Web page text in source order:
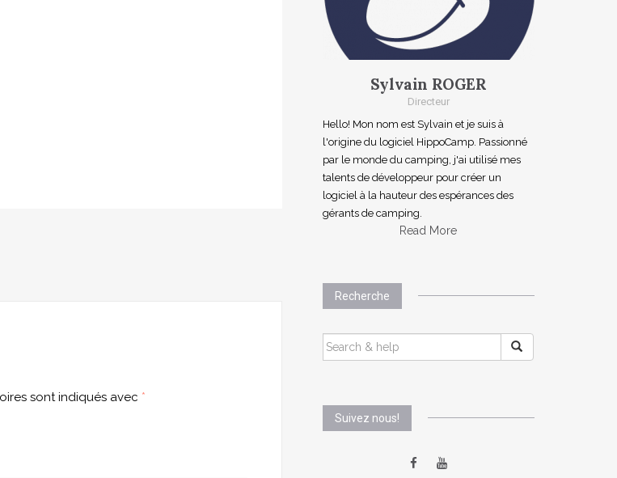
sont indiqués avec *
Sylvain ROGER
Directeur
Hello! Mon nom est Sylvain et je suis à
l'origine du logiciel HippoCamp. Passionné
par le monde du camping, j'ai utilisé mes
talents de développeur pour créer un
logiciel à la hauteur des espérances des
gérants de camping.
Read More
Recherche
SEARCH
FOR:
Suivez nous!